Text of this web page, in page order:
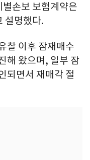
손보 보험계약은
설명했다.
찰 이후 잠재매수
해 왔으며, 일부 잠
되면서 재매각 절